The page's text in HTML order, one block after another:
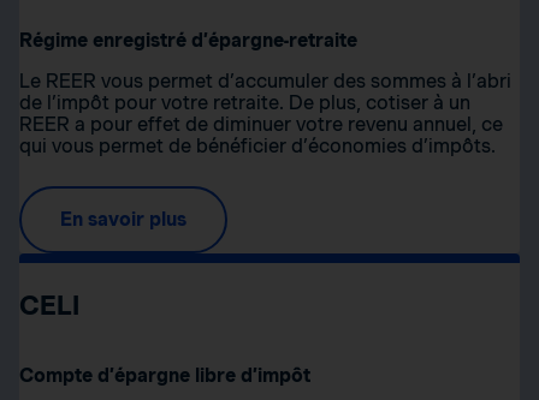
Régime enregistré d’épargne-retraite
Le REER vous permet d’accumuler des sommes à l’abri
de l’impôt pour votre retraite. De plus, cotiser à un
REER a pour effet de diminuer votre revenu annuel, ce
qui vous permet de bénéficier d’économies d’impôts.
En savoir plus
CELI
Compte d’épargne libre d’impôt